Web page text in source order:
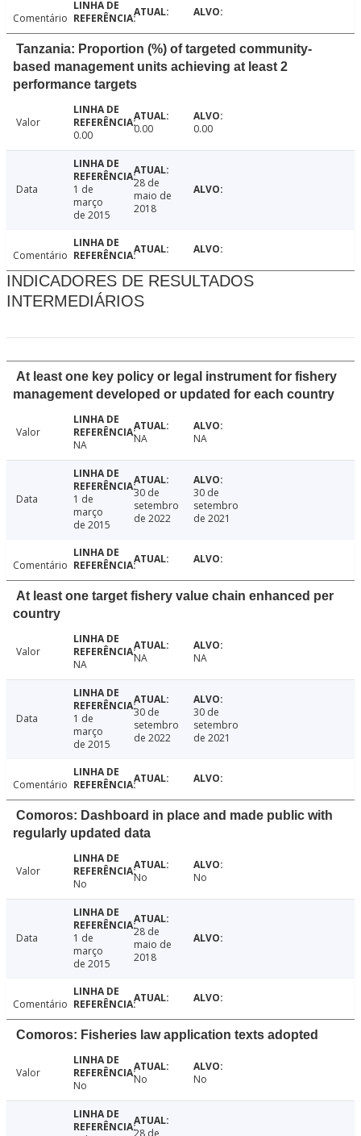
Comentário
Tanzania: Proportion (%) of targeted community-
based management units achieving at least 2
performance targets
Valor
0.00
0.00 0.00
Data
1 de
março
de 2015
28 de
maio de
2018
Comentário
INDICADORES DE RESULTADOS
INTERMEDIÁRIOS
At least one key policy or legal instrument for fishery
management developed or updated for each country
Valor
NA
NA NA
Data
1 de
março
de 2015
30 de
setembro
de 2022
30 de
setembro
de 2021
Comentário
At least one target fishery value chain enhanced per
country
Valor
NA
NA NA
Data
1 de
março
de 2015
30 de
setembro
de 2022
30 de
setembro
de 2021
Comentário
Comoros: Dashboard in place and made public with
regularly updated data
Valor
No
No No
Data
1 de
março
de 2015
28 de
maio de
2018
Comentário
Comoros: Fisheries law application texts adopted
Valor
No
No No